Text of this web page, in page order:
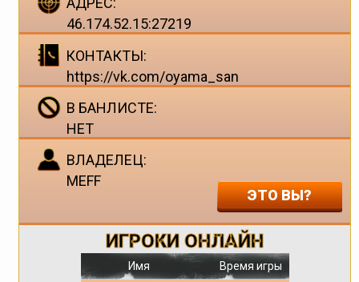
46.174.52.15:27219
КОНТАКТЫ:
https://vk.com/oyama_san
В БАНЛИСТЕ:
НЕТ
ВЛАДЕЛЕЦ:
MEFF
ЭТО ВЫ?
ИГРОКИ ОНЛАЙН
Имя
Время игры